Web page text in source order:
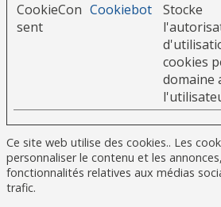
CookieCon
sent
Cookiebot
Stocke
cookies
domaine
Ce site web utilise des cookies.. Les
personnaliser le contenu et les
fonctionnalités relatives aux médias
trafic.